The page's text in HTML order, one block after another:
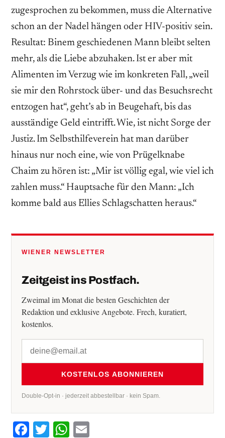
zugesprochen zu bekommen, muss die Alternative
schon an der Nadel hängen oder HIV-positiv sein.
Resultat: Binem geschiedenen Mann bleibt selten
mehr, als die Liebe abzuhaken. Ist er aber mit
Alimenten im Verzug wie im konkreten Fall, „weil
sie mir den Rohrstock über- und das Besuchsrecht
entzogen hat“, geht’s ab in Beugehaft, bis das
ausständige Geld eintrifft. Wie, ist nicht Sorge der
Justiz. Im Selbsthilfeverein hat man darüber
hinaus nur noch eine, wie von Prügelknabe
Chaim zu hören ist: „Mir ist völlig egal, wie viel ich
zahlen muss.“ Hauptsache für den Mann: „Ich
komme bald aus Ellies Schlagschatten heraus.“
WIENER NEWSLETTER
Zeitgeist ins Postfach.
Zweimal im Monat die besten Geschichten der
Redaktion und exklusive Angebote. Frech, kuratiert,
kostenlos.
KOSTENLOS ABONNIEREN
Double-Opt-in · jederzeit abbestellbar · kein Spam.
Facebook
TwitterWhatsApp